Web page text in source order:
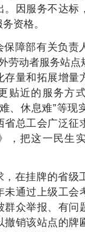
。因服务不达标
资格。
保障部有关负责
劳动者服务站点
量和拓展增量
贴近的服务方
、休息难”等现
总工会广泛征
，把这一民生
，在挂牌的省级
未通过上级工会
众举报、有问
撤销该站点的牌